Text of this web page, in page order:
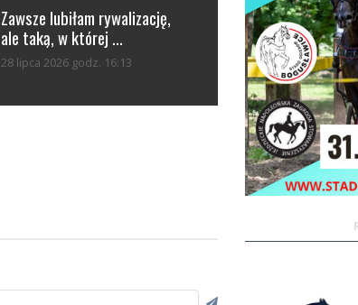
Zawsze lubiłam rywalizację,
ale taką, w której ...
28 lipca 2026 godz. 16:13